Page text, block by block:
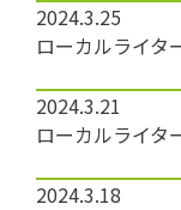
2024.3.25
2024.3.21
2024.3.18